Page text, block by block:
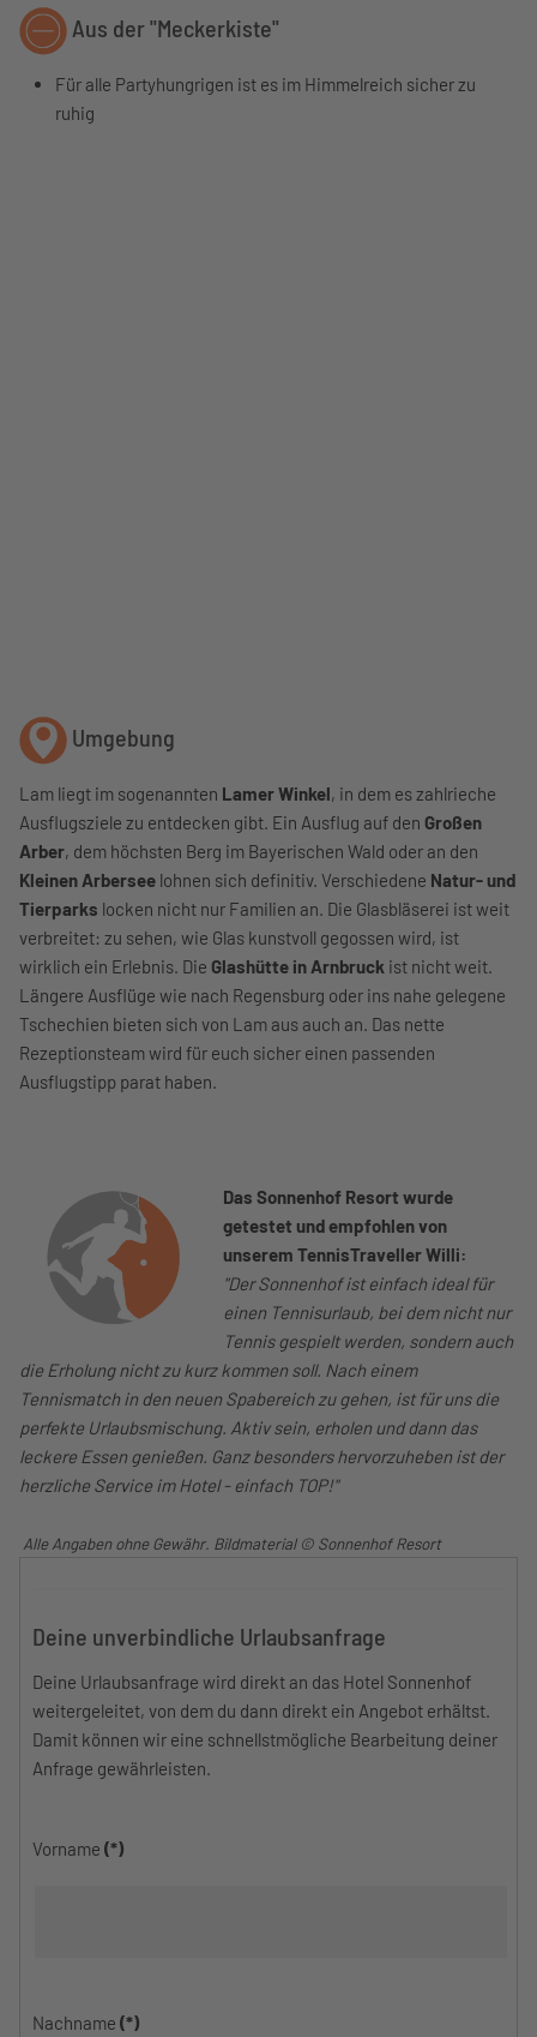
Aus der "Meckerkiste"
Für alle Partyhungrigen ist es im Himmelreich sicher zu
ruhig
Umgebung
Lam liegt im sogenannten Lamer Winkel, in dem es zahlrieche
Ausflugsziele zu entdecken gibt. Ein Ausflug auf den Großen
Arber, dem höchsten Berg im Bayerischen Wald oder an den
Kleinen Arbersee lohnen sich definitiv. Verschiedene Natur- und
Tierparks locken nicht nur Familien an. Die Glasbläserei ist weit
verbreitet: zu sehen, wie Glas kunstvoll gegossen wird, ist
wirklich ein Erlebnis. Die Glashütte in Arnbruck ist nicht weit.
Längere Ausflüge wie nach Regensburg oder ins nahe gelegene
Tschechien bieten sich von Lam aus auch an. Das nette
Rezeptionsteam wird für euch sicher einen passenden
Ausflugstipp parat haben.
Das Sonnenhof Resort wurde
getestet und empfohlen von
unserem TennisTraveller Willi:
"Der Sonnenhof ist einfach ideal für
einen Tennisurlaub, bei dem nicht nur
Tennis gespielt werden, sondern auch
die Erholung nicht zu kurz kommen soll. Nach einem
Tennismatch in den neuen Spabereich zu gehen, ist für uns die
perfekte Urlaubsmischung. Aktiv sein, erholen und dann das
leckere Essen genießen. Ganz besonders hervorzuheben ist der
herzliche Service im Hotel - einfach TOP!"
Alle Angaben ohne Gewähr. Bildmaterial © Sonnenhof Resort
Deine unverbindliche Urlaubsanfrage
Deine Urlaubsanfrage wird direkt an das Hotel Sonnenhof
weitergeleitet, von dem du dann direkt ein Angebot erhältst.
Damit können wir eine schnellstmögliche Bearbeitung deiner
Anfrage gewährleisten.
Vorname (*)
Nachname (*)